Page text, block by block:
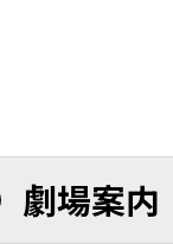
劇場案内